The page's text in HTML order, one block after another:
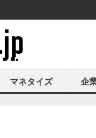
マネタイズ 企